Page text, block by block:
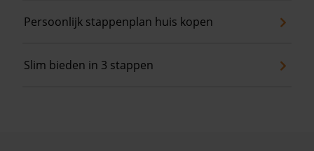
Persoonlijk stappenplan huis kopen
Slim bieden in 3 stappen